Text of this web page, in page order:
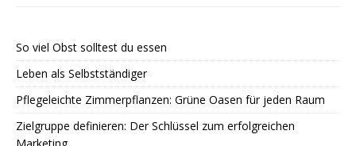
So viel Obst solltest du essen
Leben als Selbstständiger
Pflegeleichte Zimmerpflanzen: Grüne Oasen für jeden Raum
Zielgruppe definieren: Der Schlüssel zum erfolgreichen